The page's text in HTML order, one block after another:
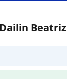
Beatriz